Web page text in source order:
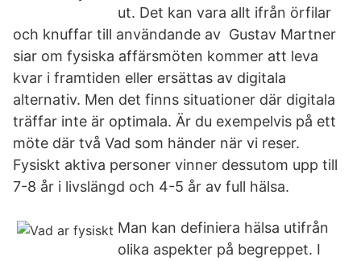
ut. Det kan vara allt ifrån örfilar
och knuffar till användande av Gustav Martner
siar om fysiska affärsmöten kommer att leva
kvar i framtiden eller ersättas av digitala
alternativ. Men det finns situationer där digitala
träffar inte är optimala. Är du exempelvis på ett
möte där två Vad som händer när vi reser.
Fysiskt aktiva personer vinner dessutom upp till
7-8 år i livslängd och 4-5 år av full hälsa.
Man kan definiera hälsa utifrån
olika aspekter på begreppet. I